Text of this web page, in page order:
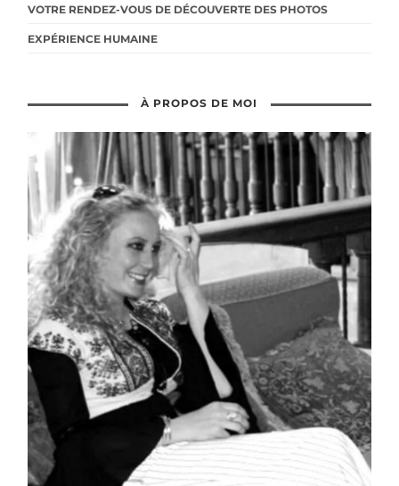
VOTRE RENDEZ-VOUS DE DÉCOUVERTE DES PHOTOS
EXPÉRIENCE HUMAINE
À PROPOS DE MOI